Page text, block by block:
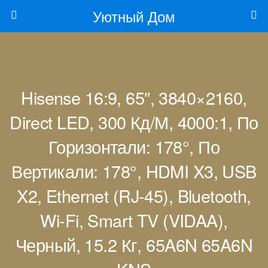
Уютный Дом
Hisense 16:9, 65″, 3840×2160,
Direct LED, 300 Кд/м, 4000:1, По
Горизонтали: 178°, По
Вертикали: 178°, HDMI X3, USB
X2, Ethernet (RJ-45), Bluetooth,
Wi-Fi, Smart TV (VIDAA),
Черный, 15.2 Кг, 65A6N 65A6N